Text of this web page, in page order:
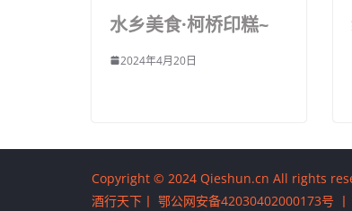
水乡美食·柯桥印糕~
2024年4月20日
Copyright © 2024 Qieshun.cn All rights
酒行天下丨 鄂公网安备42030402000173号 丨